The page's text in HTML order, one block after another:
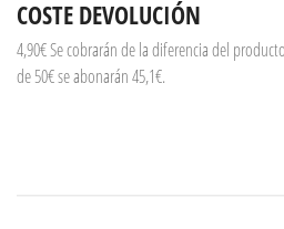
COSTE DEVOLUCIÓN
4,90€ Se cobrarán de la diferencia del
de 50€ se abonarán 45,1€.